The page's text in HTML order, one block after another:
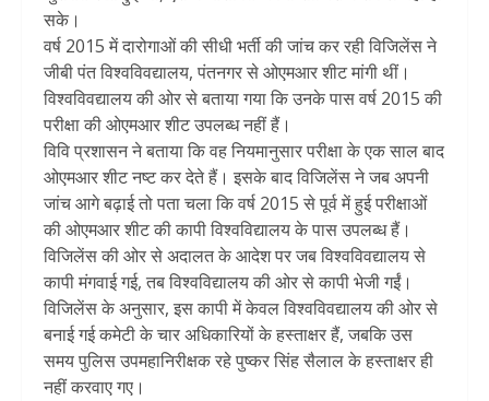
सके।
वर्ष 2015 में दारोगाओं की सीधी भर्ती की जांच कर रही विजिलेंस ने
जीबी पंत विश्वविवद्यालय, पंतनगर से ओएमआर शीट मांगी थीं।
विश्वविवद्यालय की ओर से बताया गया कि उनके पास वर्ष 2015 की
परीक्षा की ओएमआर शीट उपलब्ध नहीं हैं।
विवि प्रशासन ने बताया कि वह नियमानुसार परीक्षा के एक साल बाद
ओएमआर शीट नष्ट कर देते हैं। इसके बाद विजिलेंस ने जब अपनी
जांच आगे बढ़ाई तो पता चला कि वर्ष 2015 से पूर्व में हुई परीक्षाओं
की ओएमआर शीट की कापी विश्वविद्यालय के पास उपलब्ध हैं।
विजिलेंस की ओर से अदालत के आदेश पर जब विश्वविवद्यालय से
कापी मंगवाई गई, तब विश्वविद्यालय की ओर से कापी भेजी गईं।
विजिलेंस के अनुसार, इस कापी में केवल विश्वविवद्यालय की ओर से
बनाई गई कमेटी के चार अधिकारियों के हस्ताक्षर हैं, जबकि उस
समय पुलिस उपमहानिरीक्षक रहे पुष्कर सिंह सैलाल के हस्ताक्षर ही
नहीं करवाए गए।